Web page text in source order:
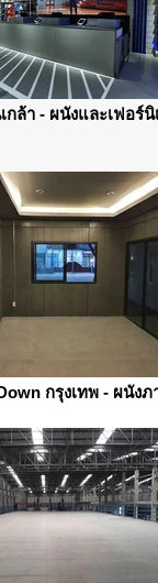
กล้า - ผนังและเฟอร์นิ
กรุงเทพ - ผนังภ